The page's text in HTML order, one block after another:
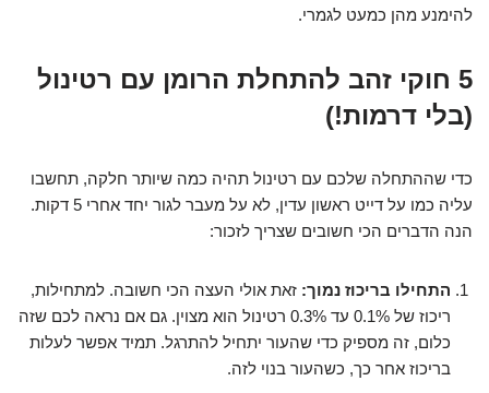
להימנע מהן כמעט לגמרי.
5 חוקי זהב להתחלת הרומן עם רטינול
(בלי דרמות!)
כדי שההתחלה שלכם עם רטינול תהיה כמה שיותר חלקה, תחשבו
עליה כמו על דייט ראשון עדין, לא על מעבר לגור יחד אחרי 5 דקות.
הנה הדברים הכי חשובים שצריך לזכור:
התחילו בריכוז נמוך: זאת אולי העצה הכי חשובה. למתחילות,
ריכוז של 0.1% עד 0.3% רטינול הוא מצוין. גם אם נראה לכם שזה
כלום, זה מספיק כדי שהעור יתחיל להתרגל. תמיד אפשר לעלות
בריכוז אחר כך, כשהעור בנוי לזה.